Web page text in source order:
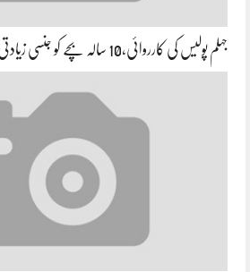
جہلم پولیس کی کارروائی،10 سالہ بچے کو جنسی زیادتی کا نشانہ بنانے والا ملزم…